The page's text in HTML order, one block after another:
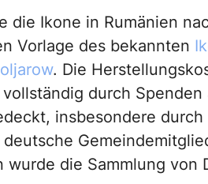
die Ikone in Rumänien
Vorlage des bekannten
. Die
durch Spenden
insbesondere
deutsche
wurde die Sammlung von